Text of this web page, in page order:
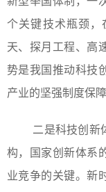
个关键技术瓶颈，
天、探月工程、高
势是我国推动科技
产业的坚强制度保障
二是科技创新
构，国家创新体系
业竞争的关键。新